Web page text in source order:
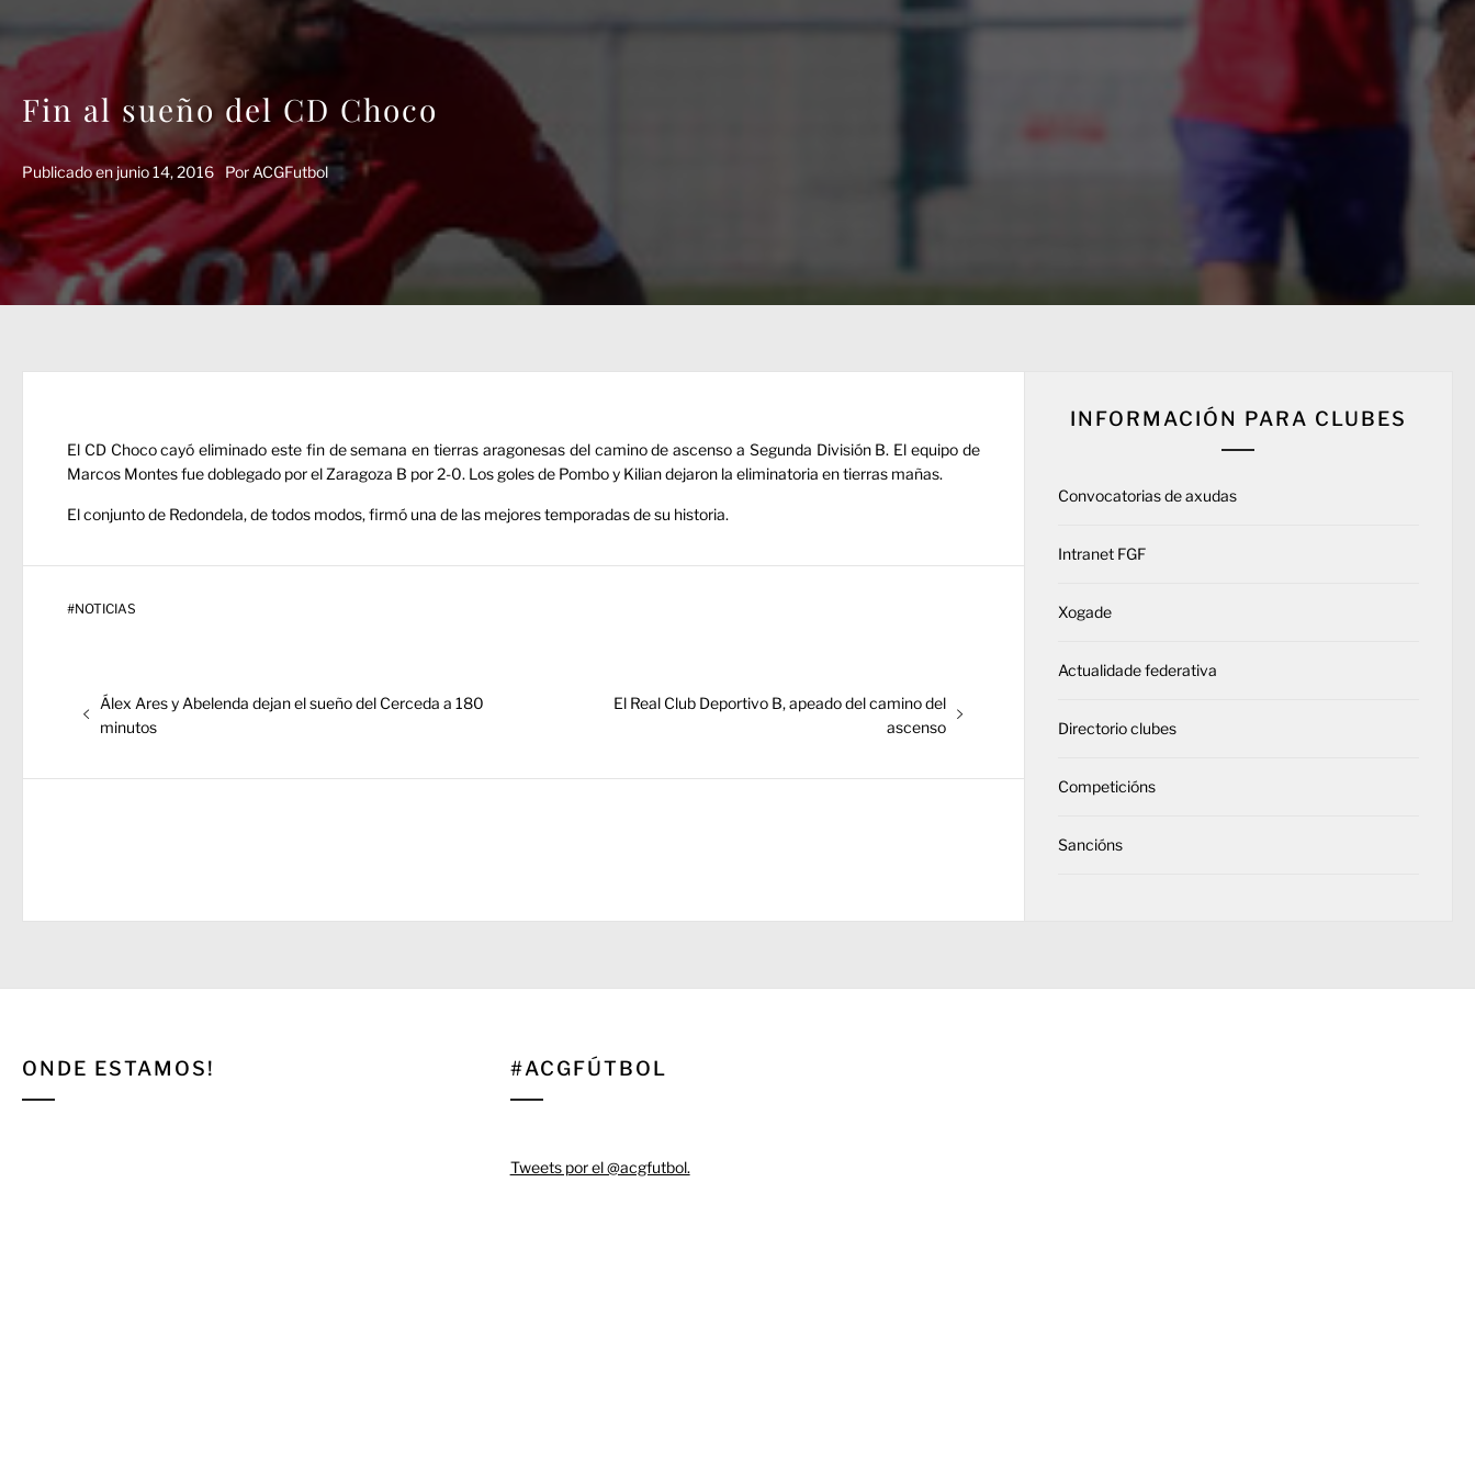
Fin al sueño del CD Choco
Publicado en junio 14, 2016 PorACGFutbol
El CD Choco cayó eliminado este fin de semana en tierras aragonesas del camino de ascenso a Segunda División B. El equipo de
Marcos Montes fue doblegado por el Zaragoza B por 2-0. Los goles de Pombo y Kilian dejaron la eliminatoria en tierras mañas.
El conjunto de Redondela, de todos modos, firmó una de las mejores temporadas de su historia.
#NOTICIAS
Navegación
de
Entrada
anterior:
Álex Ares y Abelenda dejan el sueño del Cerceda a 180
minutos
Entrada
El Real Club Deportivo B, apeado del camino del
ascenso
INFORMACIÓN PARA CLUBES
Convocatorias de axudas
Intranet FGF
Xogade
Actualidade federativa
Directorio clubes
Competicións
Sancións
ONDE ESTAMOS! #ACGFÚTBOL
Tweets por el @acgfutbol.